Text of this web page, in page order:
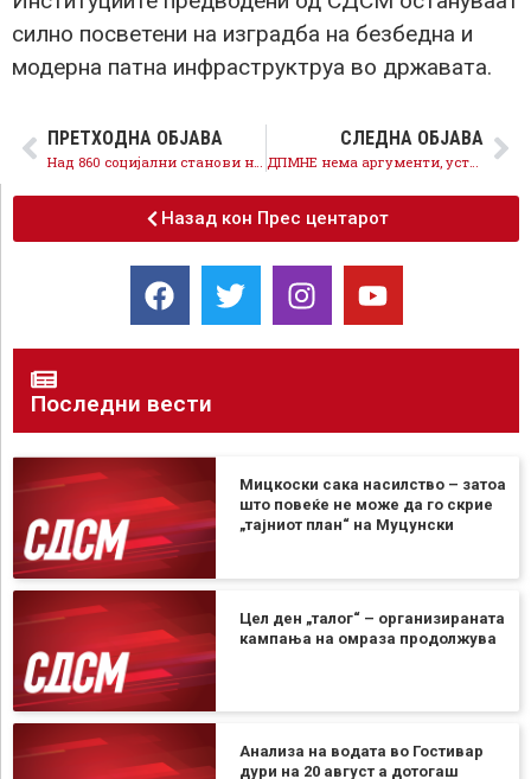
силно посветени на изградба на безбедна и
модерна патна инфраструктруа во државата.
ПРЕТХОДНА ОБЈАВА
Над 860 социјални станови низ целата држава, грижата за сите продолжува
СЛЕДНА ОБЈАВА
ДПМНЕ нема аргументи, уставните измени не загрозуваат ништо, обезбедуваат напредок кон ЕУ
Назад кон Прес центарот
Последни вести
Мицкоски сака насилство – затоа
што повеќе не може да го скрие
„тајниот план“ на Муцунски
Цел ден „талог“ – организираната
кампања на омраза продолжува
Анализа на водата во Гостивар
дури на 20 август а дотогаш